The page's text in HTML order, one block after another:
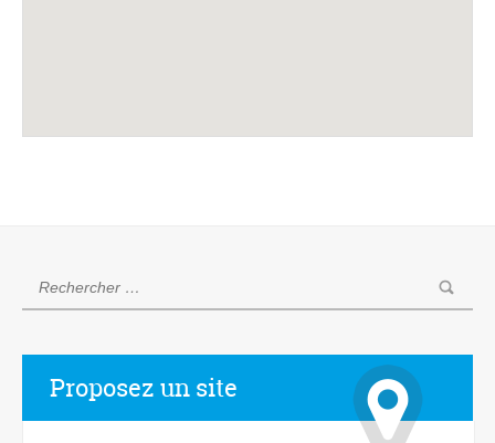
Proposez un site